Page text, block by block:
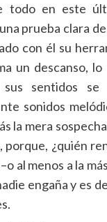
todo en este
prueba clara
con él su
un descanso,
sentidos se
sonidos
la mera
porque, ¿quién
al menos a la
engaña y es